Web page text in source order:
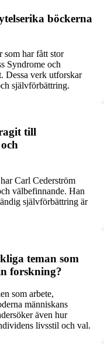
böckerna
som har fått stor
Syndrome och
Dessa verk utforskar
självförbättring.
till
Carl Cederström
välbefinnande. Han
självförbättring är
teman som
forskning?
som arbete,
människans
även hur
livsstil och val.